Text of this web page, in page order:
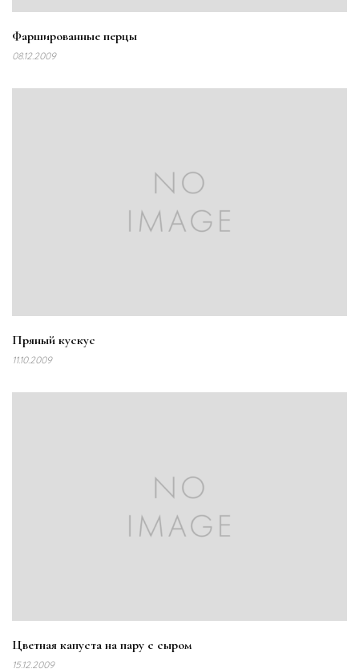
Фаршированные перцы
08.12.2009
Пряный кускус
11.10.2009
Цветная капуста на пару с сыром
15.12.2009